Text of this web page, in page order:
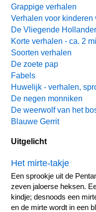
Grappige verhalen
Verhalen voor kinderen
De Vliegende Hollander
Korte verhalen - ca. 2
Soorten verhalen
De zoete pap
Fabels
Huwelijk - verhalen,
De negen monniken
De weerwolf van het
Blauwe Gerrit
Uitgelicht
Het mirte-takje
Een sprookje uit de
zeven jaloerse heksen.
kindje; desnoods een
en de mirte wordt in een